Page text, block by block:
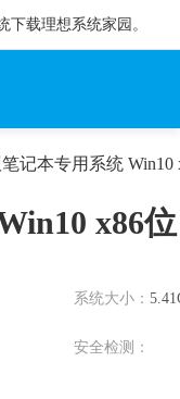
下载理想系统家园。
记本专用系统 Win10
x86
系统大小：
安全检测：